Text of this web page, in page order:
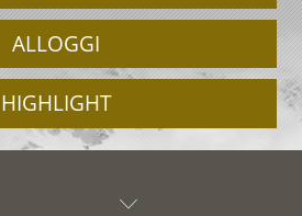
ALLOGGI
HIGHLIGHT